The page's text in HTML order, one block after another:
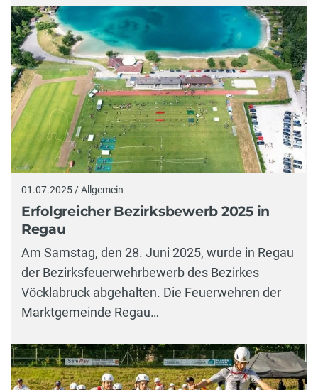
01.07.2025 / Allgemein
Erfolgreicher Bezirksbewerb 2025 in
Regau
Am Samstag, den 28. Juni 2025, wurde in Regau
der Bezirksfeuerwehrbewerb des Bezirkes
Vöcklabruck abgehalten. Die Feuerwehren der
Marktgemeinde Regau…